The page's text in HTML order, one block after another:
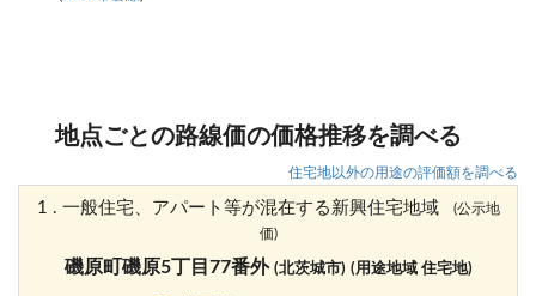
地点ごとの路線価の価格推移を調べる
住宅地以外の用途の評価額を調べる
1 . 一般住宅、アパート等が混在する新興住宅地域
(公示地
価)
磯原町磯原5丁目77番外 (北茨城市) (用途地域 住宅地)